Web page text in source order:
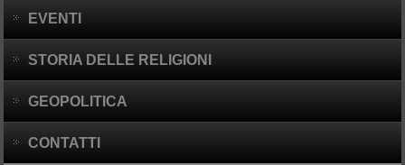
EVENTI
STORIA DELLE RELIGIONI
GEOPOLITICA
CONTATTI